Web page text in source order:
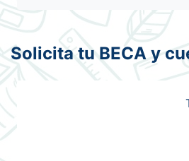
Solicita tu BECA y